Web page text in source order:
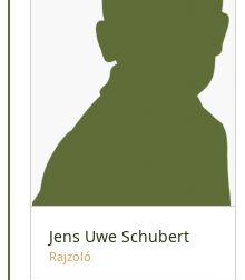
Jens Uwe Schubert
Rajzoló